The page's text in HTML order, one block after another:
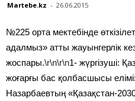
Martebe.kz - 26.06.2015
№225 орта мектебінде
адалмыз» атты жауынгерлік
жоспары.\r\n\r\n1- жүргізуші:
жоғарғы бас қолбасшысы
Назарбаевтың «Қазақстан-